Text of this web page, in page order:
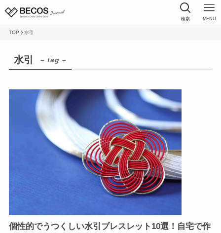
検索 MENU
TOP 水引
水引 – tag –
個性的でうつくしい水引ブレスレット10選！自宅で作